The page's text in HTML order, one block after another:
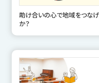
助け合いの心で地域をつな
か？